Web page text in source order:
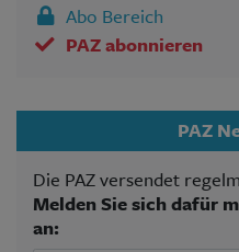
Abo Bereich
PAZ abonnieren
PAZ
Die PAZ versendet
Melden Sie sich dafür
an: